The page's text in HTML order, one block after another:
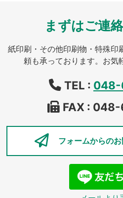
まずはご連
紙印刷・その他印刷物・特殊印
頼も承っております。お気
TEL : 048-
FAX :
フォームからの